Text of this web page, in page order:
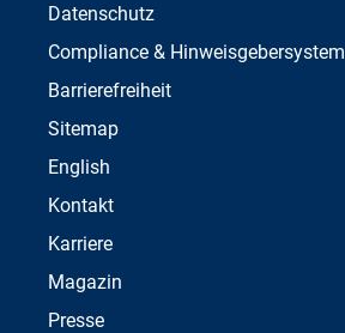
Datenschutz
Compliance & Hinweisgebersystem
Barrierefreiheit
Sitemap
English
Kontakt
Karriere
Magazin
Presse